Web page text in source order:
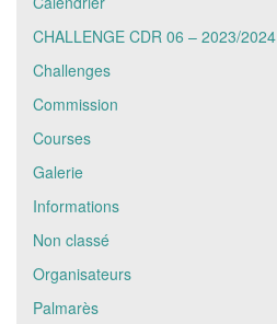
CHALLENGE CDR 06 – 2023/2024
Challenges
Commission
Courses
Galerie
Informations
Non classé
Organisateurs
Palmarès